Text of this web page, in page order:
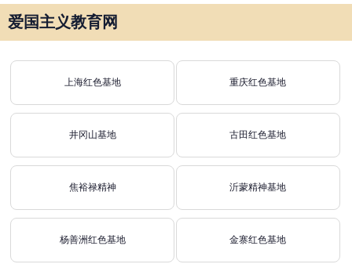
爱国主义教育网
上海红色基地 重庆红色基地
井冈山基地 古田红色基地
焦裕禄精神 沂蒙精神基地
杨善洲红色基地 金寨红色基地